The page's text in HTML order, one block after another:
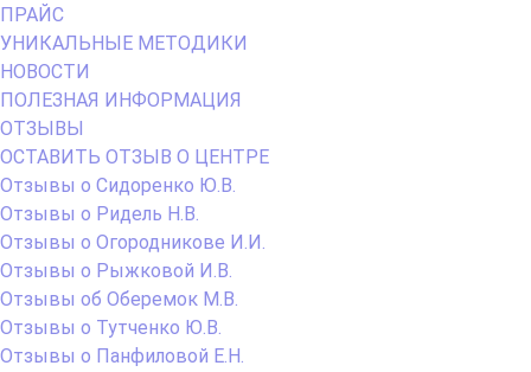
ПРАЙС
УНИКАЛЬНЫЕ МЕТОДИКИ
НОВОСТИ
ПОЛЕЗНАЯ ИНФОРМАЦИЯ
ОТЗЫВЫ
ОСТАВИТЬ ОТЗЫВ О ЦЕНТРЕ
Отзывы о Сидоренко Ю.В.
Отзывы о Ридель Н.В.
Отзывы о Огородникове И.И.
Отзывы о Рыжковой И.В.
Отзывы об Оберемок М.В.
Отзывы о Тутченко Ю.В.
Отзывы о Панфиловой Е.Н.